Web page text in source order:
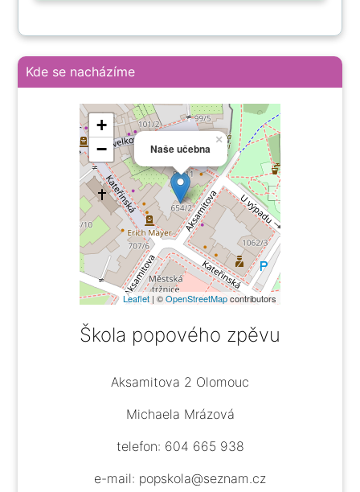
Kde se nacházíme
Naše učebna
×
+
−
Leaflet | ©OpenStreetMapcontributors
Škola popového zpěvu
Aksamitova 2 Olomouc
Michaela Mrázová
telefon: 604 665 938
e-mail: popskola@seznam.cz